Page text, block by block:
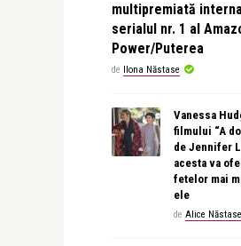
multipremiată
serialul nr. 1 al
Power/Puterea
de Ilona Năstase
Vanessa
filmului “A
de Jennifer
acesta va
fetelor mai
ele
de Alice